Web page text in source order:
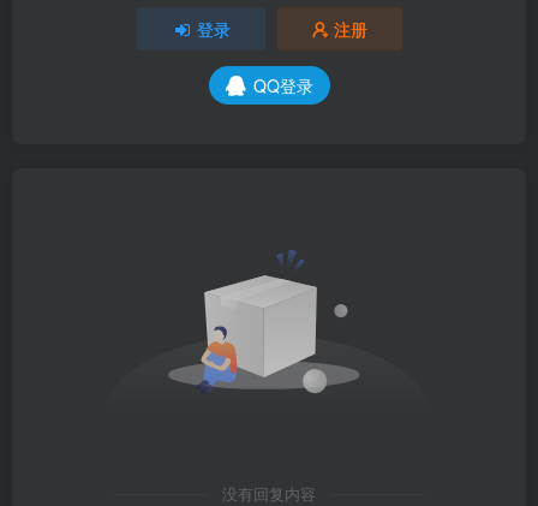
登录 注册
QQ登录
没有回复内容